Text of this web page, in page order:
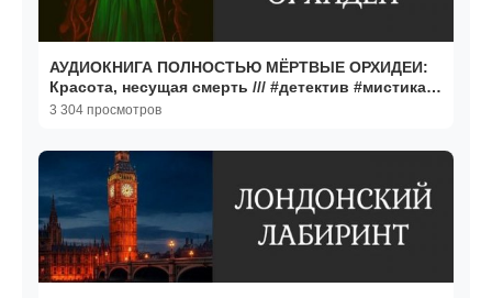
АУДИОКНИГА ПОЛНОСТЬЮ МЁРТВЫЕ ОРХИДЕИ:
Красота, несущая смерть /// #детектив #мистика
#триллер
3 304 просмотров